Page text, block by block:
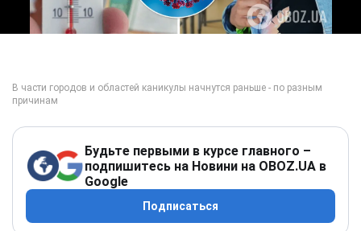
Будьте первыми в курсе главного –
подпишитесь на Новини на OBOZ.UA в
Google
Подписаться